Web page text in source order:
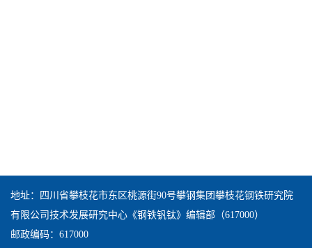
地址：四川省攀枝花市东区桃源街90号攀钢集团攀枝花钢铁研究院
有限公司技术发展研究中心《钢铁钒钛》编辑部（617000）
邮政编码：617000